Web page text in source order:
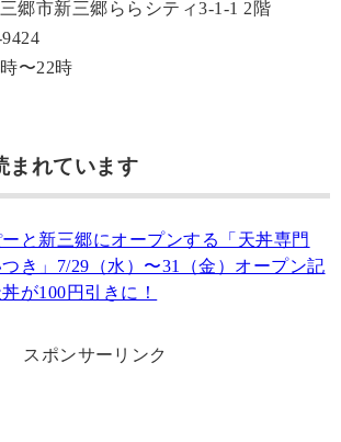
郷市新三郷ららシティ3-1-1 2階
〜22時
まれています
ーと新三郷にオープンする「天丼専門
き」7/29（水）〜31（金）オープン記
が100円引きに！
スポンサーリンク